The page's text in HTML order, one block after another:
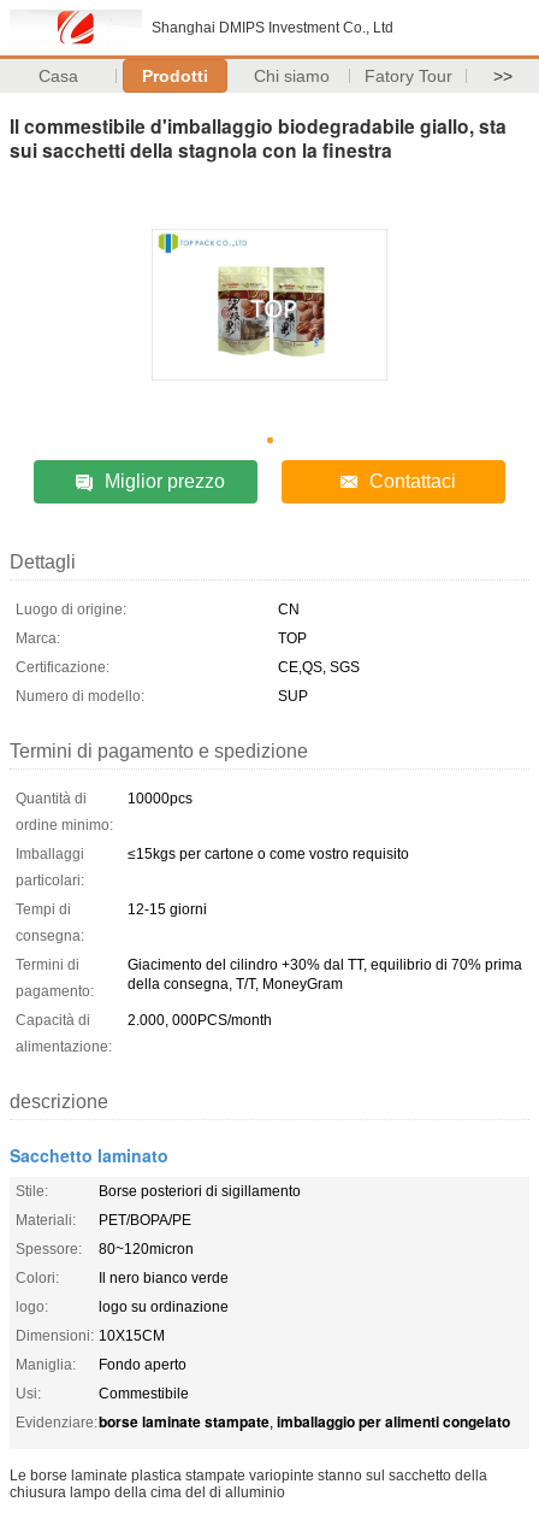
Shanghai DMIPS Investment Co., Ltd
Casa Prodotti Chi siamo Fatory Tour >>
Il commestibile d'imballaggio biodegradabile giallo, sta
sui sacchetti della stagnola con la finestra
Miglior prezzo Contattaci
Dettagli
Luogo di origine:
CN
Marca:
TOP
Certificazione:
CE,QS, SGS
Numero di modello:
SUP
Termini di pagamento e spedizione
Quantità di
ordine minimo:
10000pcs
Imballaggi
particolari:
≤15kgs per cartone o come vostro requisito
Tempi di
consegna:
12-15 giorni
Termini di
pagamento:
Giacimento del cilindro +30% dal TT, equilibrio di 70% prima
della consegna, T/T, MoneyGram
Capacità di
alimentazione:
2.000, 000PCS/month
descrizione
Sacchetto laminato
Stile:
Borse posteriori di sigillamento
Materiali:
PET/BOPA/PE
Spessore:
80~120micron
Colori:
Il nero bianco verde
logo:
logo su ordinazione
Dimensioni: 10X15CM
Maniglia:
Fondo aperto
Usi:
Commestibile
Evidenziare:borse laminate stampate, imballaggio per alimenti congelato
Le borse laminate plastica stampate variopinte stanno sul sacchetto della
chiusura lampo della cima del di alluminio